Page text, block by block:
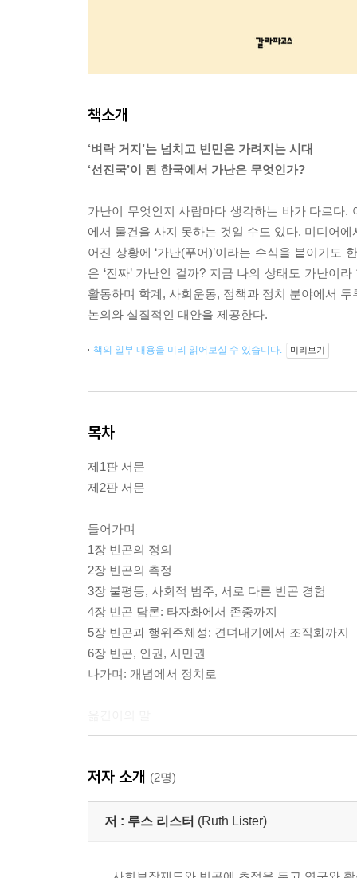
책소개
‘벼락 거지’는 넘치고 빈민은 가려지는 시대
‘선진국’이 된 한국에서 가난은 무엇인가?
가난이 무엇인지 사람마다 생각하는 바가 다르다
에서 물건을 사지 못하는 것일 수도 있다. 미디어에
어진 상황에 ‘가난(푸어)’이라는 수식을 붙이기도
은 ‘진짜’ 가난인 걸까? 지금 나의 상태도 가난이
활동하며 학계, 사회운동, 정책과 정치 분야에서
논의와 실질적인 대안을 제공한다.
책의 일부 내용을 미리 읽어보실 수 있습니다. 미리보기
목차
제1판 서문
제2판 서문
들어가며
1장 빈곤의 정의
2장 빈곤의 측정
3장 불평등, 사회적 범주, 서로 다른 빈곤 경험
4장 빈곤 담론: 타자화에서 존중까지
5장 빈곤과 행위주체성: 견뎌내기에서 조직화까지
6장 빈곤, 인권, 시민권
나가며: 개념에서 정치로
찾아보기
저자 소개 (2명)
저 : 루스 리스터 (Ruth Lister)